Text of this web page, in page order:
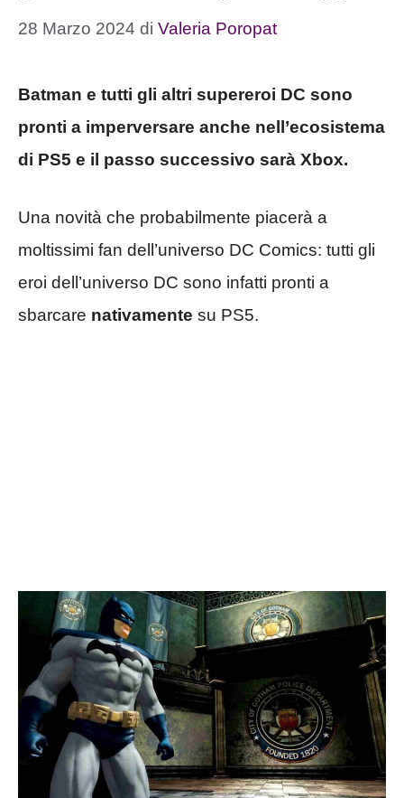
28 Marzo 2024 di Valeria Poropat
Batman e tutti gli altri supereroi DC sono
pronti a imperversare anche nell’ecosistema
di PS5 e il passo successivo sarà Xbox.
Una novità che probabilmente piacerà a
moltissimi fan dell’universo DC Comics: tutti gli
eroi dell’universo DC sono infatti pronti a
sbarcare nativamente su PS5.